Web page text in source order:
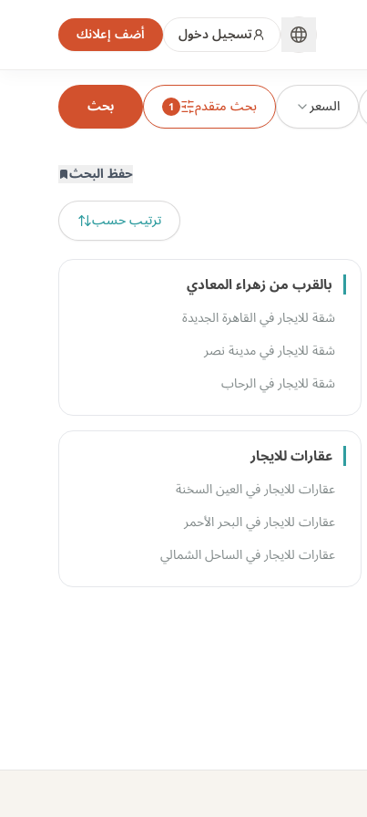
تسجيل دخول أضف إعلانك
السعر بحث متقدم 1 بحث
حفظ البحث
ترتيب حسب
بالقرب من زهراء المعادي
شقة للايجار في القاهرة الجديدة
شقة للايجار في مدينة نصر
شقة للايجار في الرحاب
عقارات للايجار
عقارات للايجار في العين السخنة
عقارات للايجار في البحر الأحمر
عقارات للايجار في الساحل الشمالي